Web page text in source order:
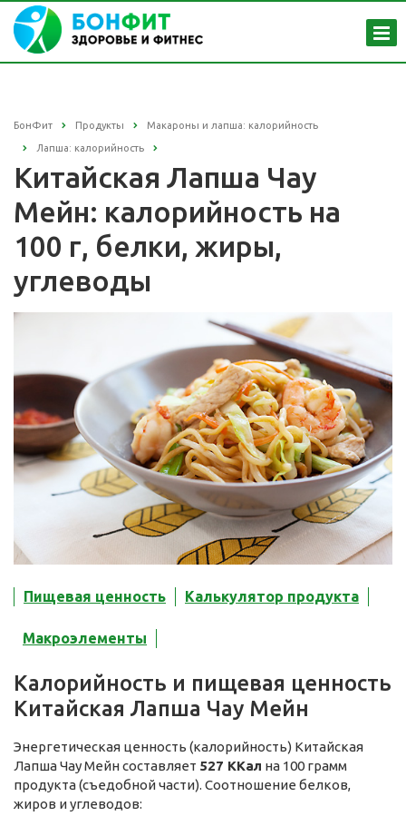
БонФит Продукты Макароны и лапша: калорийность
Лапша: калорийность
Китайская Лапша Чау
Мейн: калорийность на
100 г, белки, жиры,
углеводы
Пищевая ценность Калькулятор продукта
Макроэлементы
Калорийность и пищевая ценность
Китайская Лапша Чау Мейн
Энергетическая ценность (калорийность) Китайская
Лапша Чау Мейн составляет 527 ККал на 100 грамм
продукта (съедобной части). Соотношение белков,
жиров и углеводов: